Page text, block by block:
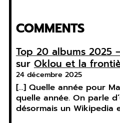
COMMENTS
Top 20 albums 2025
surOklou et la
24 décembre 2025
[…] Quelle année pour
quelle année. On parle
désormais un Wikipedia